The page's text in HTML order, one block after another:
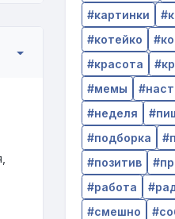
картинки
котейко
красота
мемы
неделя
подборка
позитив
работа
смешно